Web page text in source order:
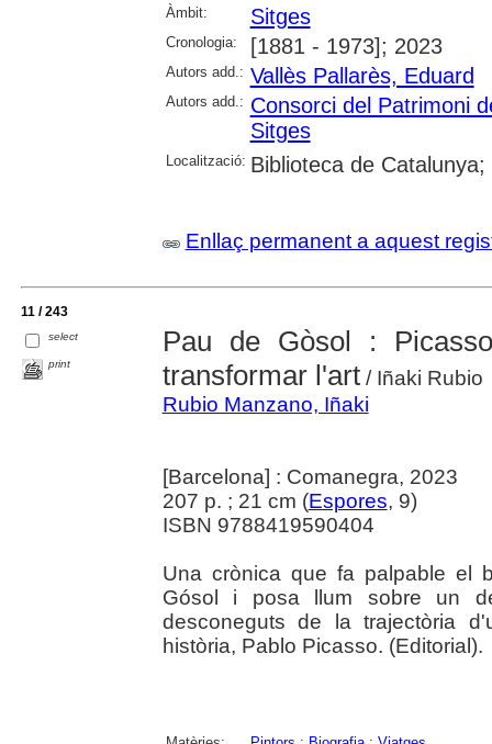
Àmbit: Sitges
Cronologia: [1881 - 1973]; 2023
Autors add.: Vallès Pallarès, Eduard
Autors add.: Consorci del Patrimoni
Sitges
Localització: Biblioteca de
Enllaç permanent a aquest
11 / 243
select
print
Pau de Gòsol :
transformar l'art/ Iñaki Rubio
Rubio Manzano, Iñaki
[Barcelona] : Comanegra, 2023
207 p. ; 21 cm (Espores, 9)
ISBN 9788419590404
Una crònica que fa palpable el
Gósol i posa llum sobre un
desconeguts de la trajectòria
història, Pablo Picasso. (Editorial).